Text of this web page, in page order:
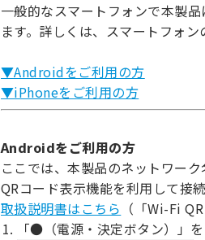
一般的なスマートフォンで本製
ます。詳しくは、スマートフォ
▼Androidをご利用の方
▼iPhoneをご利用の方
Androidをご利用の方
ここでは、本製品のネットワー
QRコード表示機能を利用して接
取扱説明書はこちら （「Wi-Fi
「●（電源・決定ボタン）」